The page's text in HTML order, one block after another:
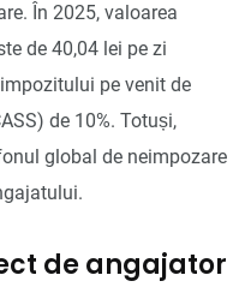
În 2025, valoarea
de 40,04 lei pe zi
pe venit de
de 10%. Totuși,
global de neimpozare
de angajator